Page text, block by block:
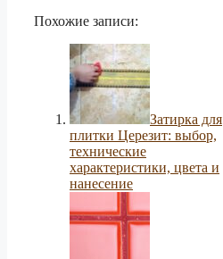
Похожие записи:
Затирка для
плитки Церезит: выбор,
технические
характеристики, цвета и
нанесение